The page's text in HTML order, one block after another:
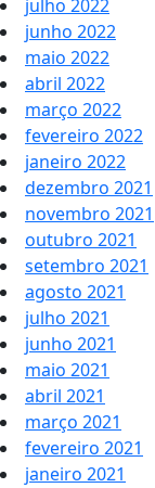
julho 2022
junho 2022
maio 2022
abril 2022
março 2022
fevereiro 2022
janeiro 2022
dezembro 2021
novembro 2021
outubro 2021
setembro 2021
agosto 2021
julho 2021
junho 2021
maio 2021
abril 2021
março 2021
fevereiro 2021
janeiro 2021